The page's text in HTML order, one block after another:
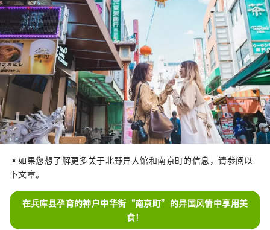
▪如果您想了解更多关于北野异人馆和南京町的信息，请参阅以
下文章。
在兵库县孕育的神户中华街“南京町”的异国风情中享用美
食！